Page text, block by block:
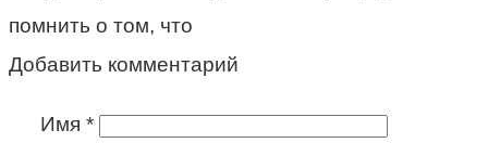
помнить о том, что
Добавить комментарий
Имя *